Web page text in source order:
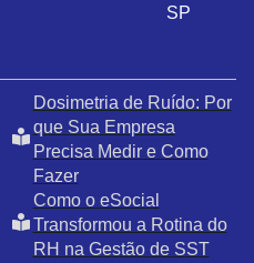
SP
Dosimetria de Ruído: Por
que Sua Empresa
Precisa Medir e Como
Fazer
Como o eSocial
Transformou a Rotina do
RH na Gestão de SST